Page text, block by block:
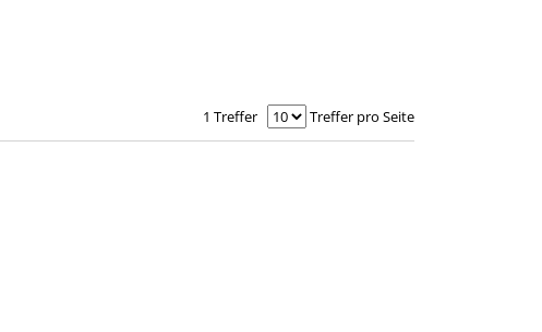
1 Treffer Treffer pro Seite